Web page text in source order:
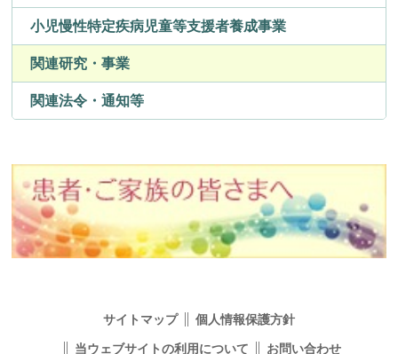
小児慢性特定疾病児童等支援者養成事業
関連研究・事業
関連法令・通知等
サイトマップ 個人情報保護方針
当ウェブサイトの利用について お問い合わせ